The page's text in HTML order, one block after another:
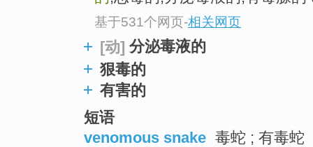
基于531个网页-相关网页
[动] 分泌毒液的
狠毒的
有害的
短语
venomous snake 毒蛇 ; 有毒蛇